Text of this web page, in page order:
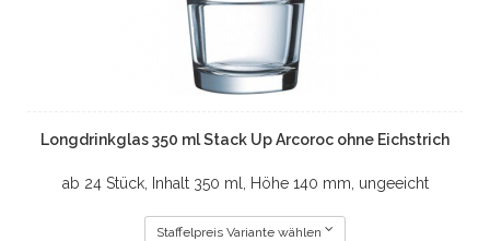
Longdrinkglas 350 ml Stack Up Arcoroc ohne Eichstrich
ab 24 Stück, Inhalt 350 ml, Höhe 140 mm, ungeeicht
Staffelpreis Variante wählen